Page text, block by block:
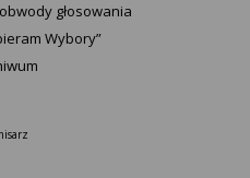
głosowania
Wybory”